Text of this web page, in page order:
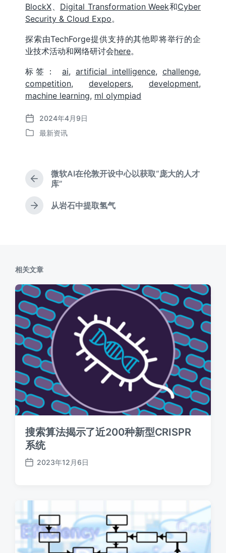
BlockX、 Digital Transformation Week和Cyber
Security & Cloud Expo。
探索由TechForge提供支持的其他即将举行的企
业技术活动和网络研讨会here。
标签：
ai, artificial intelligence, challenge,
competition, developers, development,
machine learning, ml olympiad
发
布
2024年4月9日
发
最新资讯
上
文
章
微软AI在伦敦开设中心以获取“庞大的人才
库”
下
从岩石中提取氢气
相关文章
搜索算法揭示了近200种新型CRISPR
系统
发
期
2023年12月6日